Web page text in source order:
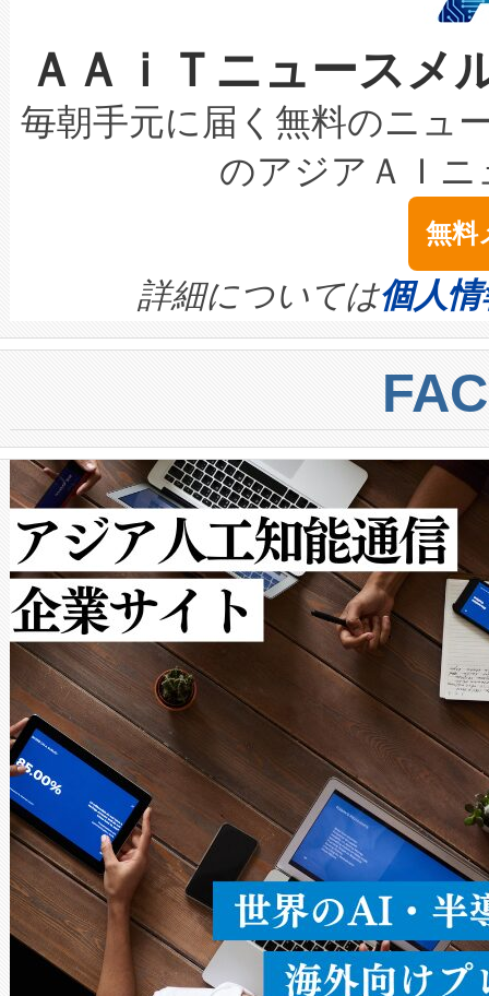
取得できる可能性もあります
設には、3億～4億ドルかか
最高経営責任者（CEO）であ
す。「当社のfully-connected
ームを利用すれば、6,000万
きます。この効率性は、フェ
限を超えて利用可能な電力容
持できるよう貢献します。こ
ービスレベル契約（SLA）違
テリー性能の劣化によるダウ
念は、現在データセンターが
ます。 Voltaiq provides a
quality and reliability for AI
BESS stack to ensure battery
centers. Voltaiqは、ai&のAI
からシステム統合、試運転、
クルの各段階のデータを監視
[…]
なレーザースポットにより、
な環境下でも豊かなディテー
キロメートル範囲を検出
LiDAR for Inspections,
は1535 nmレーザーを搭載。
イズの小径化を実現すること
す。ノーマルモードでは、
ートル先まで検出でき、これ
トに対して約600メートルに
では、反射率10％のターゲッ
で向上し、最大検知距離は
ットだけで最大1キロメート
ルの変電所周囲を監視でき、
作業と点群処理を簡素化でき
Avia 2は、2種類のFOVオプシ
× 80°のノーマルモード、長
ードを切り替えて使用するこ
ることなく、単一のデバイス
うにします。遠距離まで届く
密度なスキャ […]
ＡＡｉＴニュース
毎朝手元に届く無料のニュ
のアジアＡＩ
無料
詳細については個人